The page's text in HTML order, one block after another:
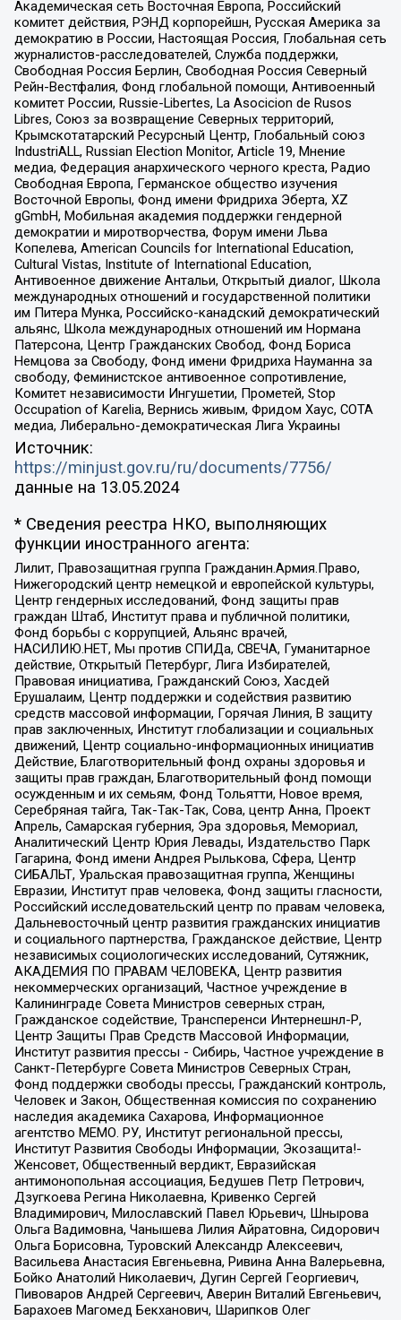
Академическая сеть Восточная Европа, Российский
комитет действия, РЭНД корпорейшн, Русская Америка за
демократию в России, Настоящая Россия, Глобальная сеть
журналистов-расследователей, Служба поддержки,
Свободная Россия Берлин, Свободная Россия Северный
Рейн-Вестфалия, Фонд глобальной помощи, Антивоенный
комитет России, Russie-Libertes, La Asocicion de Rusos
Libres, Союз за возвращение Северных территорий,
Крымскотатарский Ресурсный Центр, Глобальный союз
IndustriALL, Russian Election Monitor, Article 19, Мнение
медиа, Федерация анархического черного креста, Радио
Свободная Европа, Германское общество изучения
Восточной Европы, Фонд имени Фридриха Эберта, XZ
gGmbH, Мобильная академия поддержки гендерной
демократии и миротворчества, Форум имени Льва
Копелева, American Councils for International Education,
Cultural Vistas, Institute of International Education,
Антивоенное движение Антальи, Открытый диалог, Школа
международных отношений и государственной политики
им Питера Мунка, Российско-канадский демократический
альянс, Школа международных отношений им Нормана
Патерсона, Центр Гражданских Свобод, Фонд Бориса
Немцова за Свободу, Фонд имени Фридриха Науманна за
свободу, Феминистское антивоенное сопротивление,
Комитет независимости Ингушетии, Прометей, Stop
Occupation of Karelia, Вернись живым, Фридом Хаус, СОТА
медиа, Либерально-демократическая Лига Украины
Источник:
https://minjust.gov.ru/ru/documents/7756/
данные на 13.05.2024
* Сведения реестра НКО, выполняющих
функции иностранного агента:
Лилит, Правозащитная группа Гражданин.Армия.Право,
Нижегородский центр немецкой и европейской культуры,
Центр гендерных исследований, Фонд защиты прав
граждан Штаб, Институт права и публичной политики,
Фонд борьбы с коррупцией, Альянс врачей,
НАСИЛИЮ.НЕТ, Мы против СПИДа, СВЕЧА, Гуманитарное
действие, Открытый Петербург, Лига Избирателей,
Правовая инициатива, Гражданский Союз, Хасдей
Ерушалаим, Центр поддержки и содействия развитию
средств массовой информации, Горячая Линия, В защиту
прав заключенных, Институт глобализации и социальных
движений, Центр социально-информационных инициатив
Действие, Благотворительный фонд охраны здоровья и
защиты прав граждан, Благотворительный фонд помощи
осужденным и их семьям, Фонд Тольятти, Новое время,
Серебряная тайга, Так-Так-Так, Сова, центр Анна, Проект
Апрель, Самарская губерния, Эра здоровья, Мемориал,
Аналитический Центр Юрия Левады, Издательство Парк
Гагарина, Фонд имени Андрея Рылькова, Сфера, Центр
СИБАЛЬТ, Уральская правозащитная группа, Женщины
Евразии, Институт прав человека, Фонд защиты гласности,
Российский исследовательский центр по правам человека,
Дальневосточный центр развития гражданских инициатив
и социального партнерства, Гражданское действие, Центр
независимых социологических исследований, Сутяжник,
АКАДЕМИЯ ПО ПРАВАМ ЧЕЛОВЕКА, Центр развития
некоммерческих организаций, Частное учреждение в
Калининграде Совета Министров северных стран,
Гражданское содействие, Трансперенси Интернешнл-Р,
Центр Защиты Прав Средств Массовой Информации,
Институт развития прессы - Сибирь, Частное учреждение в
Санкт-Петербурге Совета Министров Северных Стран,
Фонд поддержки свободы прессы, Гражданский контроль,
Человек и Закон, Общественная комиссия по сохранению
наследия академика Сахарова, Информационное
агентство МЕМО. РУ, Институт региональной прессы,
Институт Развития Свободы Информации, Экозащита!-
Женсовет, Общественный вердикт, Евразийская
антимонопольная ассоциация, Бедушев Петр Петрович,
Дзугкоева Регина Николаевна, Кривенко Сергей
Владимирович, Милославский Павел Юрьевич, Шнырова
Ольга Вадимовна, Чанышева Лилия Айратовна, Сидорович
Ольга Борисовна, Туровский Александр Алексеевич,
Васильева Анастасия Евгеньевна, Ривина Анна Валерьевна,
Бойко Анатолий Николаевич, Дугин Сергей Георгиевич,
Пивоваров Андрей Сергеевич, Аверин Виталий Евгеньевич,
Барахоев Магомед Бекханович, Шарипков Олег